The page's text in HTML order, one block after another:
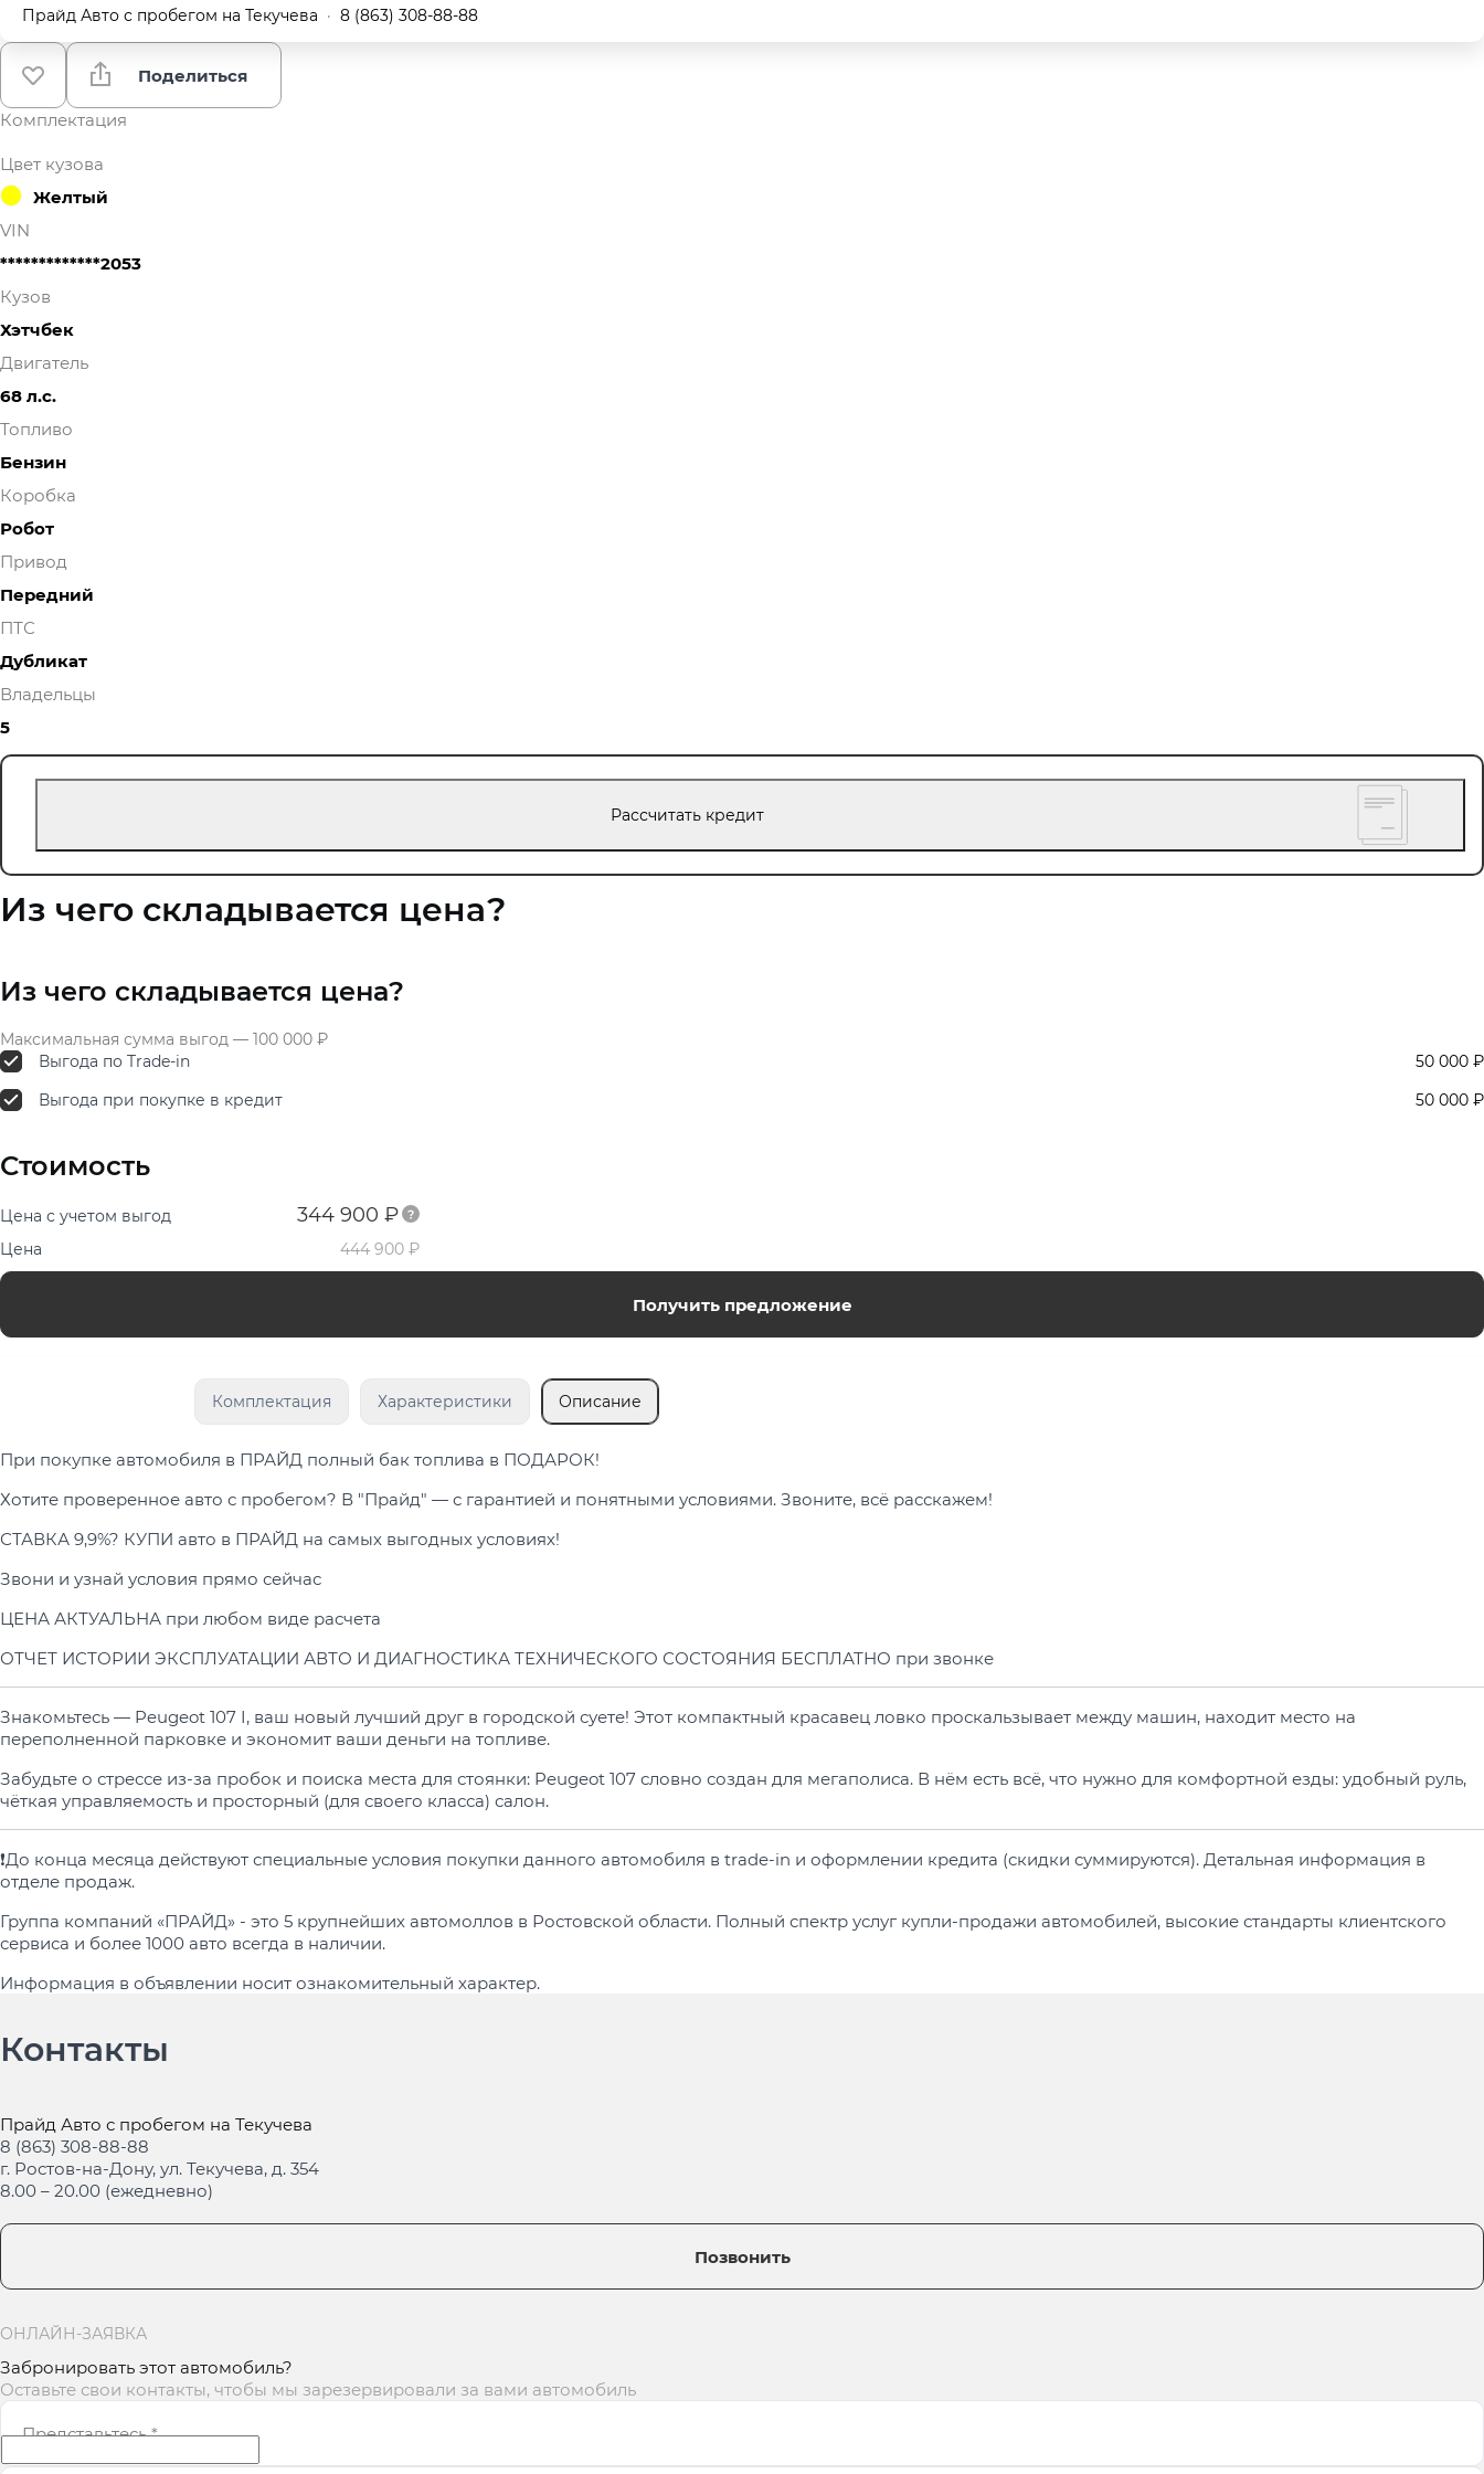
Прайд Авто с пробегом на Текучева · 8 (863) 308-88-88
Поделиться
Комплектация
Цвет кузова
Желтый
VIN
*************2053
Кузов
Хэтчбек
Двигатель
68 л.с.
Топливо
Бензин
Коробка
Робот
Привод
Передний
ПТС
Дубликат
Владельцы
5
Рассчитать кредит
Из чего складывается цена?
Из чего складывается цена?
Максимальная сумма выгод — 100 000 ₽
Выгода по Trade-in
50 000 ₽
Выгода при покупке в кредит
50 000 ₽
Стоимость
Цена с учетом выгод 344 900 ₽
Цена 444 900 ₽
Получить предложение
Комплектация Характеристики Описание
При покупке автомобиля в ПРАЙД полный бак топлива в ПОДАРОК!
Хотите проверенное авто с пробегом? В "Прайд" — с гарантией и понятными условиями. Звоните, всё расскажем!
СТАВКА 9,9%? КУПИ авто в ПРАЙД на самых выгодных условиях!
Звони и узнай условия прямо сейчас
ЦЕНА АКТУАЛЬНА при любом виде расчета
ОТЧЕТ ИСТОРИИ ЭКСПЛУАТАЦИИ АВТО И ДИАГНОСТИКА ТЕХНИЧЕСКОГО СОСТОЯНИЯ БЕСПЛАТНО при звонке
Знакомьтесь — Peugeot 107 I, ваш новый лучший друг в городской суете! Этот компактный красавец ловко проскальзывает между машин, находит место на
переполненной парковке и экономит ваши деньги на топливе.
Забудьте о стрессе из-за пробок и поиска места для стоянки: Peugeot 107 словно создан для мегаполиса. В нём есть всё, что нужно для комфортной езды: удобный руль,
чёткая управляемость и просторный (для своего класса) салон.
❗️До конца месяца действуют специальные условия покупки данного автомобиля в trade-in и оформлении кредита (скидки суммируются). Детальная информация в
отделе продаж.
Группа компаний «ПРАЙД» - это 5 крупнейших автомоллов в Ростовской области. Полный спектр услуг купли-продажи автомобилей, высокие стандарты клиентского
сервиса и более 1000 авто всегда в наличии.
Информация в объявлении носит ознакомительный характер.
Контакты
Прайд Авто с пробегом на Текучева
8 (863) 308-88-88
г. Ростов-на-Дону, ул. Текучева, д. 354
8.00 – 20.00 (ежедневно)
Позвонить
ОНЛАЙН-ЗАЯВКА
Забронировать этот автомобиль?
Оставьте свои контакты, чтобы мы зарезервировали за вами автомобиль
Представьтесь*